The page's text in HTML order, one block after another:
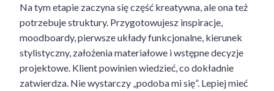
Na tym etapie zaczyna się część kreatywna, ale ona też
potrzebuje struktury. Przygotowujesz inspiracje,
moodboardy, pierwsze układy funkcjonalne, kierunek
stylistyczny, założenia materiałowe i wstępne decyzje
projektowe. Klient powinien wiedzieć, co dokładnie
zatwierdza. Nie wystarczy „podoba mi się”. Lepiej mieć